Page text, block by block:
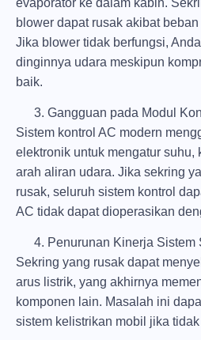
blower dapat rusak akibat
Jika blower tidak berfungsi,
dinginnya udara meskipun
baik.
Gangguan pada Modul
Sistem kontrol AC modern
elektronik untuk mengatur suhu,
arah aliran udara. Jika sekring
rusak, seluruh sistem kontrol
AC tidak dapat dioperasikan
Penurunan Kinerja Sistem
Sekring yang rusak dapat
arus listrik, yang akhirnya
komponen lain. Masalah ini
sistem kelistrikan mobil jika